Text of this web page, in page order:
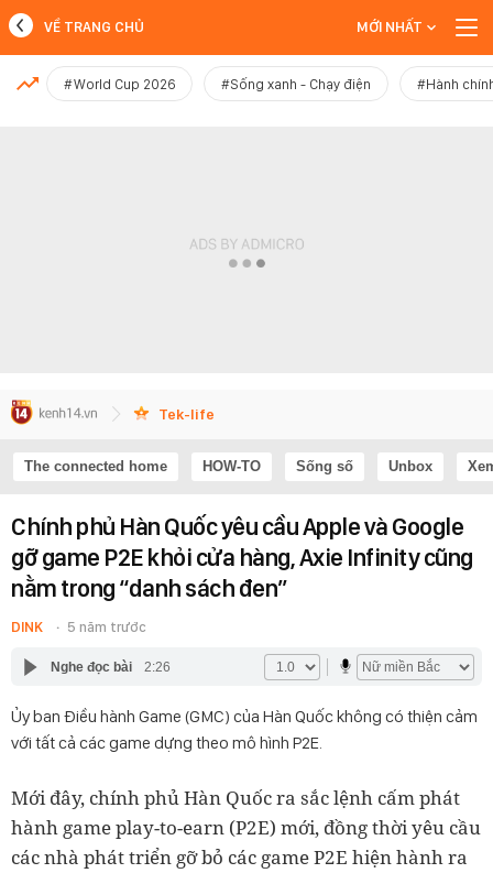
MỚI NHẤT
VỀ TRANG CHỦ MỚI NHẤT
#World Cup 2026 #Sống xanh - Chạy điện #Hành
Tek-life
The connected home HOW-TO Sống số Unbox
Chính phủ Hàn Quốc yêu cầu Apple và Google
gỡ game P2E khỏi cửa hàng, Axie Infinity cũng
nằm trong “danh sách đen”
DINK 5 năm trước
Nghe đọc bài 2:26
Ủy ban Điều hành Game (GMC) của Hàn Quốc không có thiện cảm
với tất cả các game dựng theo mô hình P2E.
Mới đây, chính phủ Hàn Quốc ra sắc lệnh cấm phát
hành game play-to-earn (P2E) mới, đồng thời yêu cầu
các nhà phát triển gỡ bỏ các game P2E hiện hành ra